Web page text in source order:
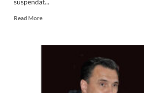
suspendat...
Read MoreRead
AMÂNARE